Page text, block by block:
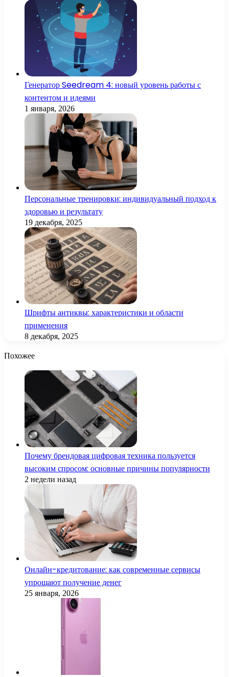
Генератор Seedream 4: новый уровень работы с
контентом и идеями
1 января, 2026
Персональные тренировки: индивидуальный подход к
здоровью и результату
19 декабря, 2025
Шрифты антиквы: характеристики и области
применения
8 декабря, 2025
Похожее
Почему брендовая цифровая техника пользуется
высоким спросом: основные причины популярности
2 недели назад
Онлайн-кредитование: как современные сервисы
упрощают получение денег
25 января, 2026